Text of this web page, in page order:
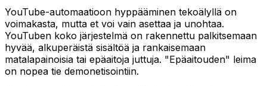
YouTube-automaatioon hyppääminen tekoälyllä on
voimakasta, mutta et voi vain asettaa ja unohtaa.
YouTuben koko järjestelmä on rakennettu palkitsemaan
hyvää, alkuperäistä sisältöä ja rankaisemaan
matalapainoisia tai epäaitoja juttuja. "Epäaitouden" leima
on nopea tie demonetisointiin.